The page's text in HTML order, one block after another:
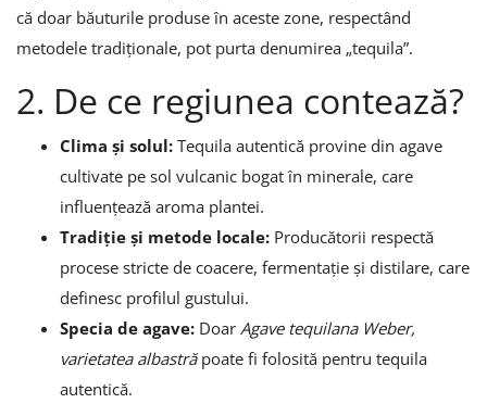
că doar băuturile produse în aceste zone, respectând
metodele tradiționale, pot purta denumirea „tequila”.
2. De ce regiunea contează?
Clima și solul: Tequila autentică provine din agave
cultivate pe sol vulcanic bogat în minerale, care
influențează aroma plantei.
Tradiție și metode locale: Producătorii respectă
procese stricte de coacere, fermentație și distilare, care
definesc profilul gustului.
Specia de agave: Doar Agave tequilana Weber,
varietatea albastrăpoate fi folosită pentru tequila
autentică.